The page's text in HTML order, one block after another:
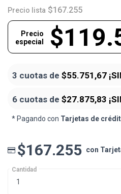
Precio lista $167.255
Precio
especial
3 cuotas de $55.751,67
6 cuotas de $27.875,83
* Pagando con Tarjetas de
$167.255 con
Cantidad